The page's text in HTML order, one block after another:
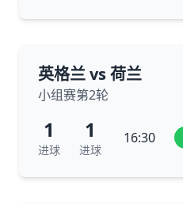
英格兰 vs 荷兰
小组赛第2轮
1
进球
1
进球
16:30